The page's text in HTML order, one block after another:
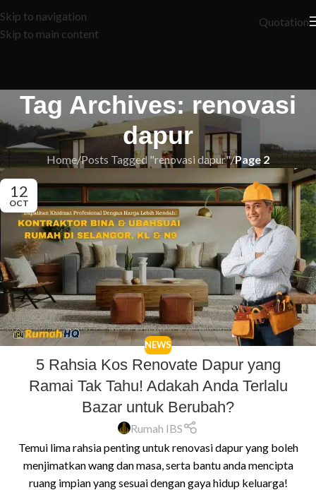
Skip to navigation
Skip to main content
Quotation
Tag Archives: renovasi
dapur
Home/Posts Tagged "renovasi dapur"/Page 2
12
OCT
NEWS
5 Rahsia Kos Renovate Dapur yang
Ramai Tak Tahu! Adakah Anda Terlalu
Bazar untuk Berubah?
Rumah IBS
Temui lima rahsia penting untuk renovasi dapur yang boleh
menjimatkan wang dan masa, serta bantu anda mencipta
ruang impian yang sesuai dengan gaya hidup keluarga!